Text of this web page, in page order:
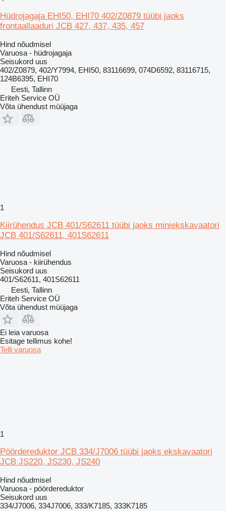
Hüdrojagaja EHI50, EHI70 402/Z0879 tüübi jaoks
frontaallaaduri JCB 427, 437, 435, 457
Hind nõudmisel
Varuosa - hüdrojagaja
Seisukord uus
402/Z0879, 402/Y7994, EHI50, 83116699, 074D6592, 83116715,
124B6395, EHI70
Eesti, Tallinn
Eriteh Service OÜ
Võta ühendust müüjaga
1
Kiirühendus JCB 401/S62611 tüübi jaoks miniekskavaatori
JCB 401/S62611, 401S62611
Hind nõudmisel
Varuosa - kiirühendus
Seisukord uus
401/S62611, 401S62611
Eesti, Tallinn
Eriteh Service OÜ
Võta ühendust müüjaga
Ei leia varuosa
Esitage tellimus kohe!
Telli varuosa
1
Pöördereduktor JCB 334/J7006 tüübi jaoks ekskavaatori
JCB JS220, JS230, JS240
Hind nõudmisel
Varuosa - pöördereduktor
Seisukord uus
334/J7006, 334J7006, 333/K7185, 333K7185